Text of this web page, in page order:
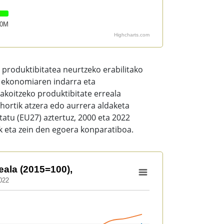
Highcharts.com
neurtzeko erabilitako
indarra eta
produktibitate erreala
atzera edo aurrera aldaketa
(EU27) aztertuz, 2000 eta 2022
zein den egoera konparatiboa.
(2015=100),